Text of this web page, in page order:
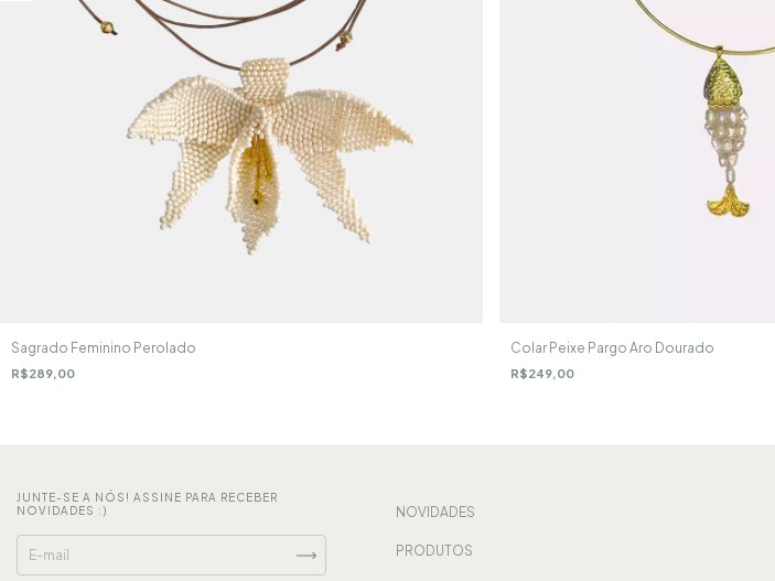
Sagrado Feminino Perolado
R$289,00
Colar Peixe Pargo Aro Dourado
R$249,00
JUNTE-SE A NÓS! ASSINE PARA RECEBER
NOVIDADES :)
NOVIDADES
PRODUTOS